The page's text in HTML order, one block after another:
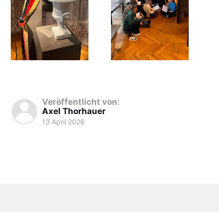
Veröffentlicht von:
Axel Thorhauer
13 April 2026